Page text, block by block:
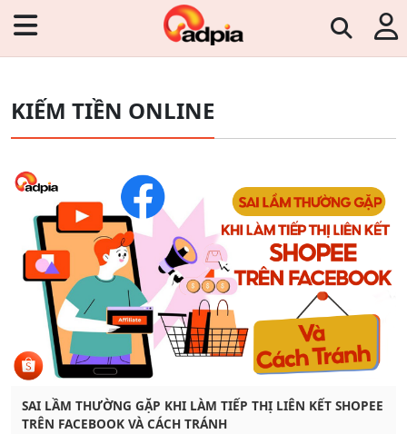
KIẾM TIỀN ONLINE
SAI LẦM THƯỜNG GẶP KHI LÀM TIẾP THỊ LIÊN KẾT SHOPEE
TRÊN FACEBOOK VÀ CÁCH TRÁNH